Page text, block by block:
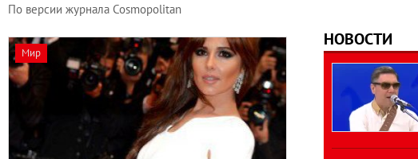
По версии журнала Cosmopolitan
Мир
НОВОСТИ